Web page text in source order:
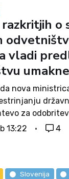
razkritjih o
vladi
nova
za
ki je
13:22 4
Slovenija